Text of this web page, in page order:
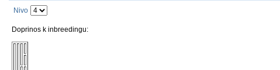
Nivo
Doprinos k inbreedingu: